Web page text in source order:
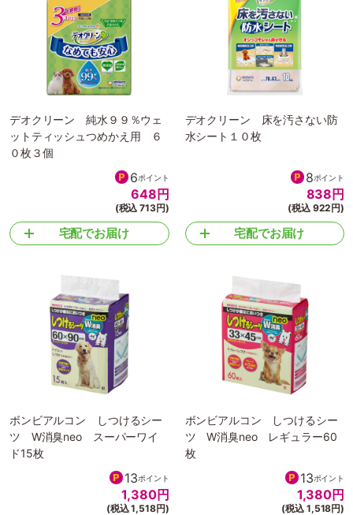
デオクリーン 純水９９％ウェ
ットティッシュつめかえ用 ６
０枚３個
6ポイント
648 円
(税込 713円)
宅配でお届け
デオクリーン 床を汚さない防
水シート１０枚
8ポイント
838 円
(税込 922円)
宅配でお届け
ボンビアルコン しつけるシー
ツ W消臭neo スーパーワイ
ド15枚
13ポイント
1,380円
(税込 1,518円)
ボンビアルコン しつけるシー
ツ W消臭neo レギュラー60
枚
13ポイント
1,380円
(税込 1,518円)